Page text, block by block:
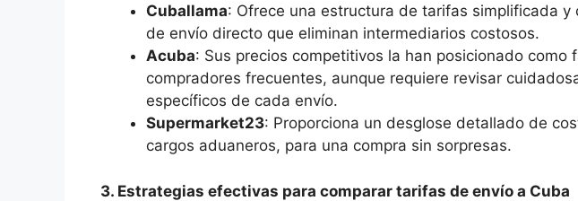
Cuballama: Ofrece una estructura de tarifas simplificada y
de envío directo que eliminan intermediarios costosos.
Acuba: Sus precios competitivos la han posicionado como
compradores frecuentes, aunque requiere revisar
específicos de cada envío.
Supermarket23: Proporciona un desglose detallado de
cargos aduaneros, para una compra sin sorpresas.
3. Estrategias efectivas para comparar tarifas de envío a Cuba